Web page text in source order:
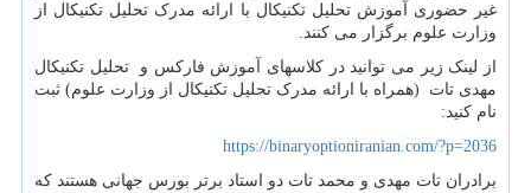
غیر حضوری آموزش تحلیل تکنیکال با ارائه مدرک تحلیل تکنیکال از
وزارت علوم برگزار می کنند.
از لینک زیر می توانید در کلاسهای آموزش فارکس و تحلیل تکنیکال
مهدی تات (همراه با ارائه مدرک تحلیل تکنیکال از وزارت علوم) ثبت
نام کنید:
https://binaryoptioniranian.com/?p=2036
برادران تات مهدی و محمد تات دو استاد برتر بورس جهانی هستند که